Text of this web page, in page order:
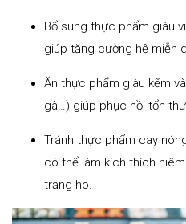
Bổ sung thực phẩm giàu
giúp tăng cường hệ miễn
Ăn thực phẩm giàu kẽm
gà…) giúp phục hồi tổn
Tránh thực phẩm cay
có thể làm kích thích
trạng ho.